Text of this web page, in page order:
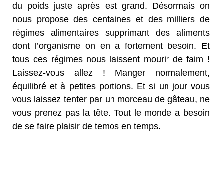
du poids juste après est grand. Désormais on
nous propose des centaines et des milliers de
régimes alimentaires supprimant des aliments
dont l’organisme on en a fortement besoin. Et
tous ces régimes nous laissent mourir de faim !
Laissez-vous allez ! Manger normalement,
équilibré et à petites portions. Et si un jour vous
vous laissez tenter par un morceau de gâteau, ne
vous prenez pas la tête. Tout le monde a besoin
de se faire plaisir de temos en temps.